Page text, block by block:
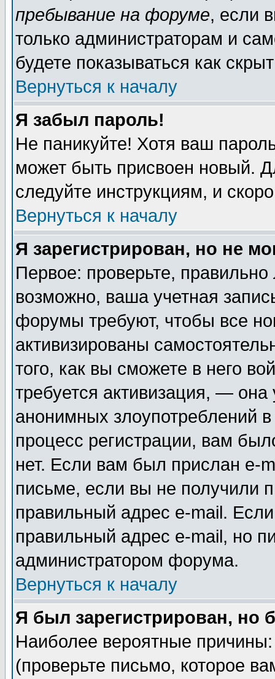
пребывание на форуме, если
только администраторам и
будете показываться как
Вернуться к началу
Я забыл пароль!
Не паникуйте! Хотя ваш
может быть присвоен новый.
следуйте инструкциям, и
Вернуться к началу
Я зарегистрирован, но не
Первое: проверьте,
возможно, ваша учетная
форумы требуют, чтобы все
активизированы
того, как вы сможете в него
требуется активизация, —
анонимных злоупотреблений
процесс регистрации, вам
нет. Если вам был прислан e-
письме, если вы не получили
правильный адрес e-mail.
правильный адрес e-mail, но
администратором форума.
Вернуться к началу
Я был зарегистрирован, но
Наиболее вероятные
(проверьте письмо, которое